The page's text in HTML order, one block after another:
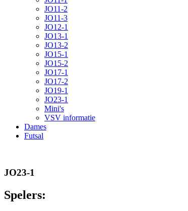
JO11-2
JO11-3
JO12-1
JO13-1
JO13-2
JO15-1
JO15-2
JO17-1
JO17-2
JO19-1
JO23-1
Mini's
VSV informatie
Dames
Futsal
JO23-1
Spelers: